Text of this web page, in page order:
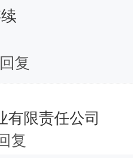
回复
有限责任公司
复